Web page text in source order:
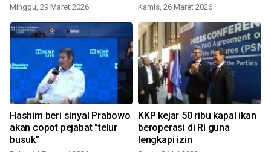
Minggu, 29 Maret 2026 Kamis, 26 Maret 2026
Hashim beri sinyal Prabowo
akan copot pejabat "telur
busuk"
KKP kejar 50 ribu kapal ikan
beroperasi di RI guna
lengkapi izin